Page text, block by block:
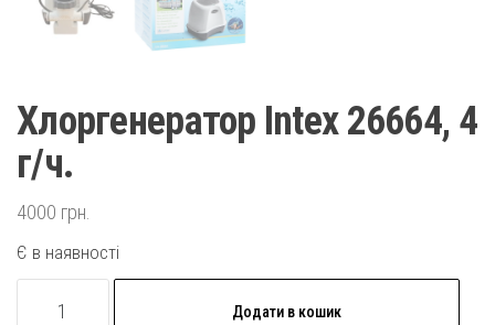
Хлоргенератор Intex 26664, 4
г/ч.
4000 грн.
Є в наявності
Додати в кошик